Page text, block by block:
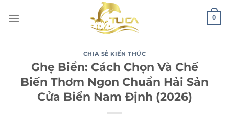
đến
0
CHIA SẺ KIẾN THỨC
Ghẹ Biển: Cách Chọn Và Chế
Biến Thơm Ngon Chuẩn Hải Sản
Cửa Biển Nam Định (2026)